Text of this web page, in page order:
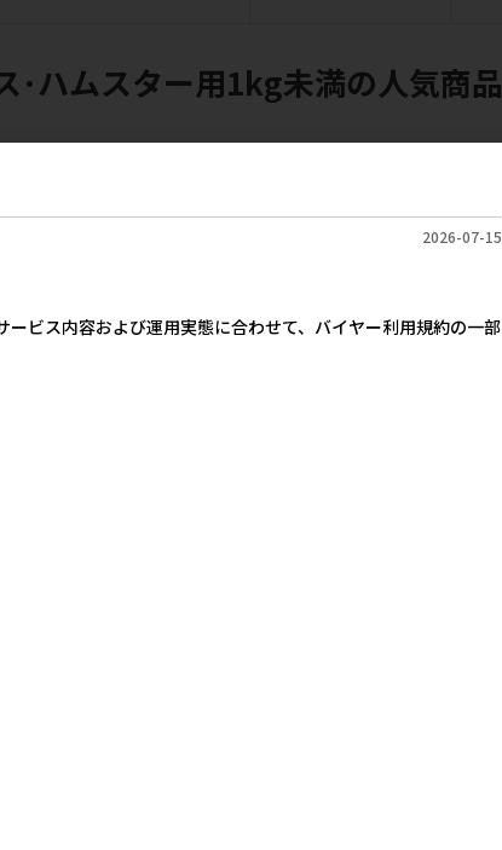
･ハムスター用1kg未満の人気商品
2026-07-15
ビス内容および運用実態に合わせて、バイヤー利用規約の一部